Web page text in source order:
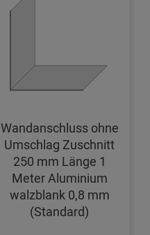
Wandanschluss ohne
Umschlag Zuschnitt
250 mm Länge 1
Meter Aluminium
walzblank 0,8 mm
(Standard)